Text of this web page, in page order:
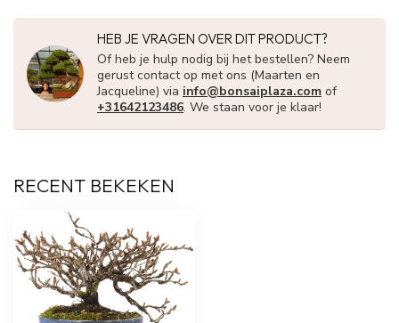
HEB JE VRAGEN OVER DIT PRODUCT?
Of heb je hulp nodig bij het bestellen? Neem
gerust contact op met ons (Maarten en
Jacqueline) via info@bonsaiplaza.com of
+31642123486. We staan voor je klaar!
RECENT BEKEKEN